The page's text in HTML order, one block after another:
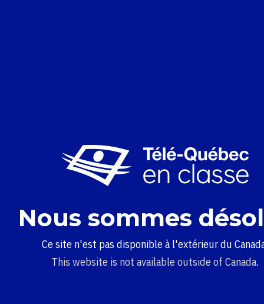
Nous sommes
Ce site n'est pas disponible à l'extérieur du
This website is not available outside of Canada.